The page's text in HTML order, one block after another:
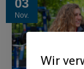
03
Nov.
Wir